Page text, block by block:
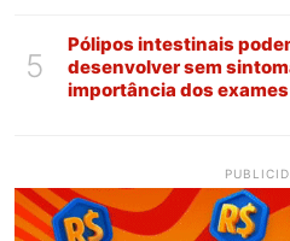
5
Pólipos intestinais
desenvolver sem
importância dos